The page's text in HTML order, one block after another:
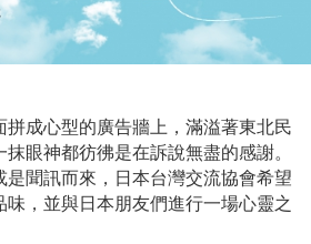
拼成心型的廣告牆上，滿溢著東北民
眼神都彷彿是在訴說無盡的感謝。
是聞訊而來，日本台灣交流協會希望
，並與日本朋友們進行一場心靈之